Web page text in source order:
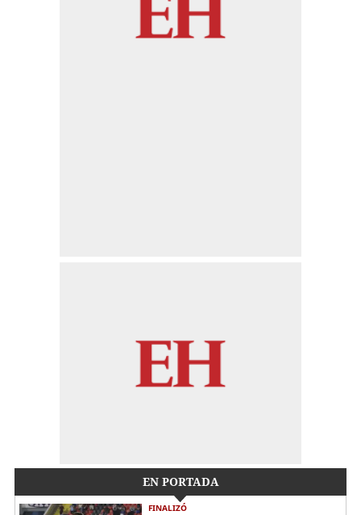
EN PORTADA
FINALIZÓ